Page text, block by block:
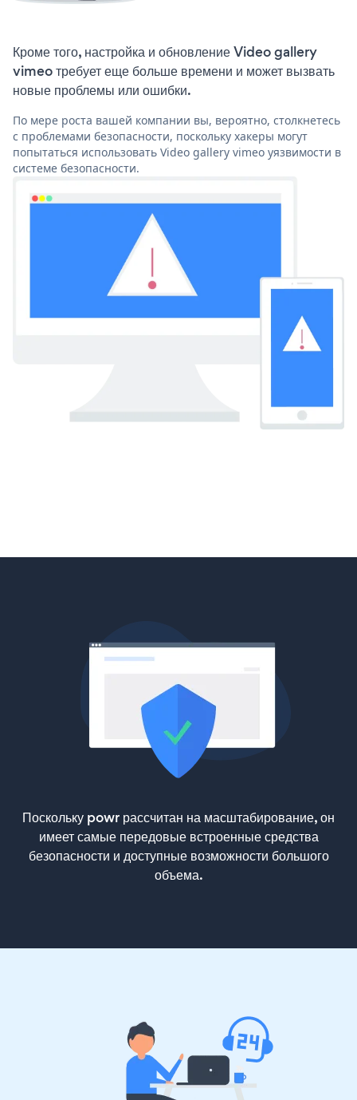
Кроме того, настройка и обновление Video gallery
vimeo требует еще больше времени и может вызвать
новые проблемы или ошибки.
По мере роста вашей компании вы, вероятно, столкнетесь
с проблемами безопасности, поскольку хакеры могут
попытаться использовать Video gallery vimeo уязвимости в
системе безопасности.
Поскольку powr рассчитан на масштабирование, он
имеет самые передовые встроенные средства
безопасности и доступные возможности большого
объема.